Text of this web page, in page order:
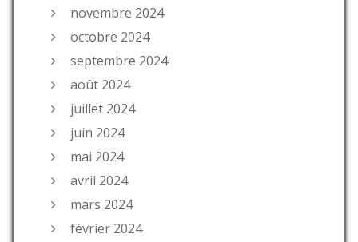
novembre 2024
octobre 2024
septembre 2024
août 2024
juillet 2024
juin 2024
mai 2024
avril 2024
mars 2024
février 2024